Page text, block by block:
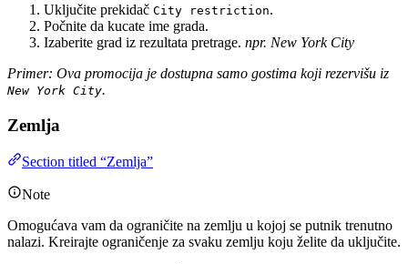
Uključite prekidač City restriction.
Počnite da kucate ime grada.
Izaberite grad iz rezultata pretrage. npr. New York City
Primer: Ova promocija je dostupna samo gostima koji rezervišu iz
New York City.
Zemlja
Section titled “Zemlja”
Note
Omogućava vam da ograničite na zemlju u kojoj se putnik trenutno
nalazi. Kreirajte ograničenje za svaku zemlju koju želite da uključite.